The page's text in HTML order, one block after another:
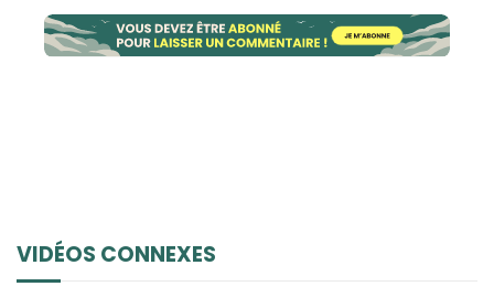
VIDÉOS CONNEXES